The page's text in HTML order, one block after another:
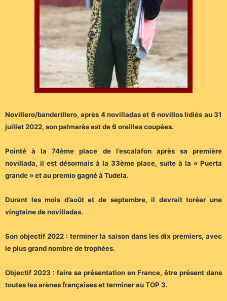
Novillero/banderillero, après 4 novilladas et 6 novillos lidiés au 31
juillet 2022, son palmarès est de 6 oreilles coupées.
Pointé à la 74ème place de l’escalafon après sa première
novillada, il est désormais à la 33ème place, suite à la « Puerta
grande » et au premio gagné à Tudela.
Durant les mois d’août et de septembre, il devrait toréer une
vingtaine de novilladas.
Son objectif 2022 : terminer la saison dans les dix premiers, avec
le plus grand nombre de trophées.
Objectif 2023 : faire sa présentation en France, être présent dans
toutes les arènes françaises et terminer au TOP 3.